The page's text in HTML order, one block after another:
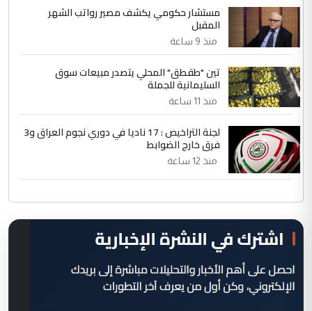
مستشار حكومي يكشف مصير رواتب الشهر
المقبل
منذ 9 ساعة
تين "طقطق" المحلي يتصدر مبيعات سوق
السليمانية للجملة
منذ 11 ساعة
لجنة التراخيص : 17 ناديا في دوري نجوم العراق و3
فرق خارج الضوابط
منذ 12 ساعة